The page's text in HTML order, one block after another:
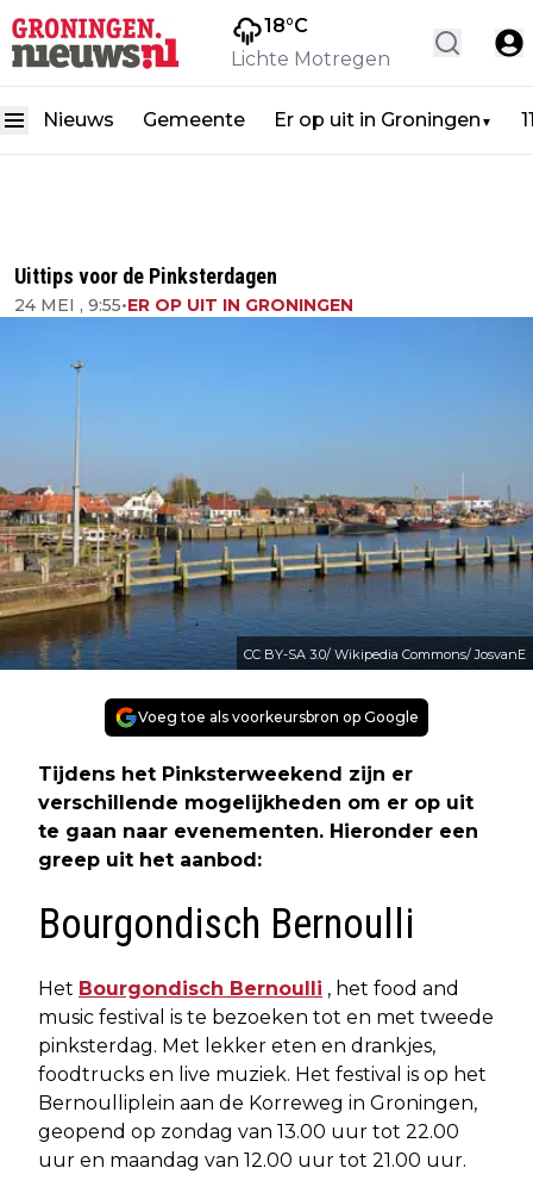
18°C
Lichte Motregen
Nieuws Gemeente Er op uit in Groningen ▼
Uittips voor de Pinksterdagen
24 MEI , 9:55•ER OP UIT IN GRONINGEN
CC BY-SA 3.0/ Wikipedia Commons/ JosvanE
Voeg toe als voorkeursbron op Google
Tijdens het Pinksterweekend zijn er
verschillende mogelijkheden om er op uit
te gaan naar evenementen. Hieronder een
greep uit het aanbod:
Bourgondisch Bernoulli
Het Bourgondisch Bernoulli , het food and
music festival is te bezoeken tot en met tweede
pinksterdag. Met lekker eten en drankjes,
foodtrucks en live muziek. Het festival is op het
Bernoulliplein aan de Korreweg in Groningen,
geopend op zondag van 13.00 uur tot 22.00
uur en maandag van 12.00 uur tot 21.00 uur.